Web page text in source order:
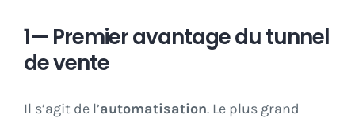
1— Premier avantage du tunnel
de vente
Il s’agit de l’automatisation. Le plus grand